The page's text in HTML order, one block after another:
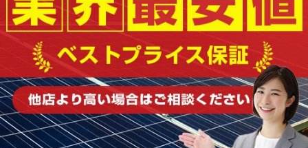
まずはお気軽にご相談ください
0120-963-425
受付時間｜10:00〜18:00（平日）
お問い合わせ・無料相談